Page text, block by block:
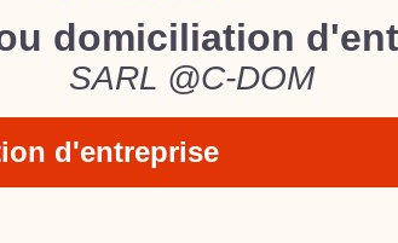
domiciliation
SARL @C-DOM
d'entreprise